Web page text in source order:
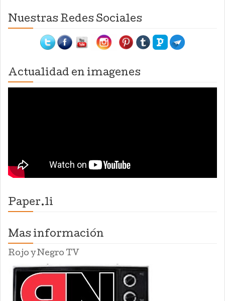
Nuestras Redes Sociales
Actualidad en imagenes
Paper.li
Mas información
Rojo y Negro TV